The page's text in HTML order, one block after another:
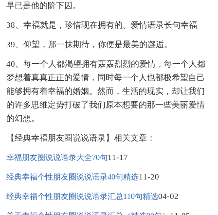
早已是他的阶下囚。
38、幸福就是，珍惜现在拥有的。爱情语录长句幸福
39、仰望，那一抹期待，你便是最美的邂逅。
40、每一个人都渴望拥有轰轰烈烈的爱情，每一个人都
梦想着真真正正的爱情，同时每一个人也都极希望自己
能够拥有着幸福的婚姻。然而，生活的现实，却让我们
的许多思维定势打破了我们原本想要的那一些美丽爱情
的幻想。
【经典幸福朋友圈说说语录】相关文章：
幸福朋友圈说说语录大全70句11-17
经典幸福个性朋友圈说说语录40句精选11-20
经典幸福个性朋友圈说说语录汇总110句精选04-02